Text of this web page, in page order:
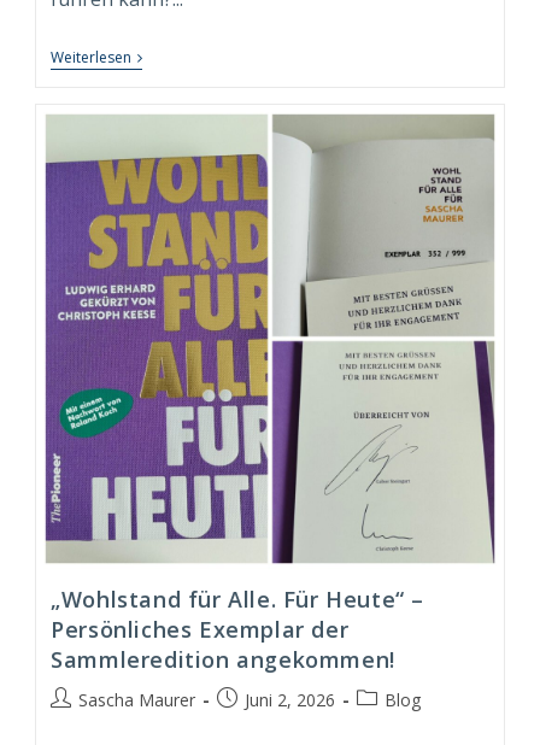
Weiterlesen “Syndimensionale
Neuausrichtung
Nachhaltigen
Beim
Springer
Gabler
Verlag
Erschienen!
„Wohlstand für Alle. Für Heute“ –
Persönliches Exemplar der
Sammleredition angekommen!
Beitrags-
Sascha Maurer
BeitragJuni 2, 2026
Beitrags-
Blog